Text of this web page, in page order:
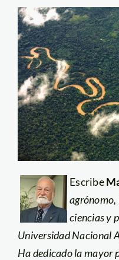
Escribe
agrónomo,
ciencias y
Universidad Nacional
Ha dedicado la mayor